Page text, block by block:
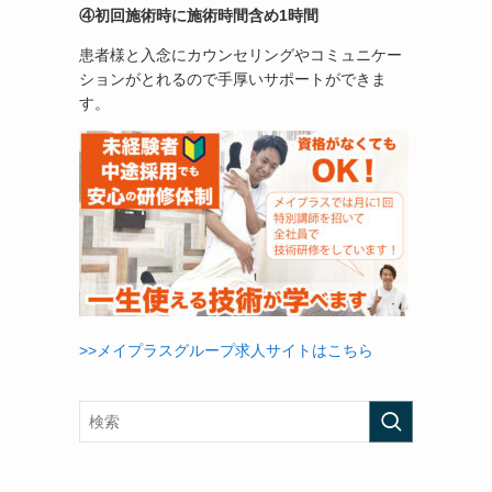
④初回施術時に施術時間含め1時間
患者様と入念にカウンセリングやコミュニケー
ションがとれるので手厚いサポートができま
す。
>>メイプラスグループ求人サイトはこちら